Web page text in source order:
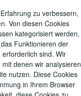
zu verbessern,
Von diesen Cookies
kategorisiert werden,
Funktionieren der
sind. Wir
denen wir analysieren
nutzen. Diese Cookies
in Ihrem Browser